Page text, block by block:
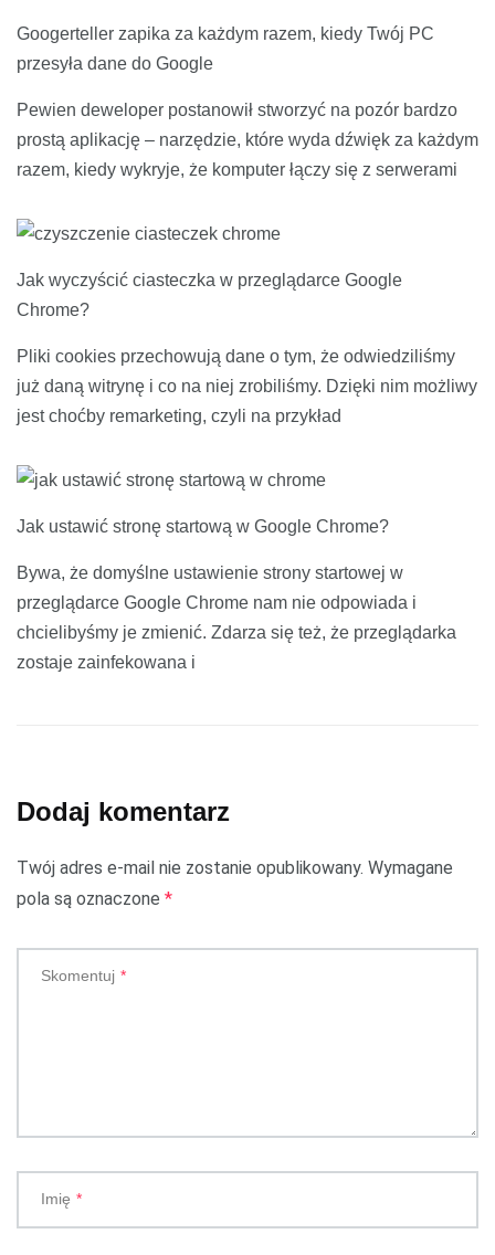
Googerteller zapika za każdym razem, kiedy Twój PC
przesyła dane do Google
Pewien deweloper postanowił stworzyć na pozór bardzo
prostą aplikację – narzędzie, które wyda dźwięk za każdym
razem, kiedy wykryje, że komputer łączy się z serwerami
Jak wyczyścić ciasteczka w przeglądarce Google
Chrome?
Pliki cookies przechowują dane o tym, że odwiedziliśmy
już daną witrynę i co na niej zrobiliśmy. Dzięki nim możliwy
jest choćby remarketing, czyli na przykład
Jak ustawić stronę startową w Google Chrome?
Bywa, że domyślne ustawienie strony startowej w
przeglądarce Google Chrome nam nie odpowiada i
chcielibyśmy je zmienić. Zdarza się też, że przeglądarka
zostaje zainfekowana i
Dodaj komentarz
Twój adres e-mail nie zostanie opublikowany. Wymagane
pola są oznaczone *
Skomentuj *
Imię *